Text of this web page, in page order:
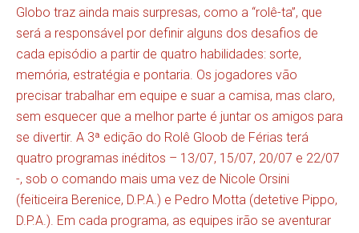
Globo traz ainda mais surpresas, como a “rolê-ta”, que
será a responsável por definir alguns dos desafios de
cada episódio a partir de quatro habilidades: sorte,
memória, estratégia e pontaria. Os jogadores vão
precisar trabalhar em equipe e suar a camisa, mas claro,
sem esquecer que a melhor parte é juntar os amigos para
se divertir. A 3ª edição do Rolê Gloob de Férias terá
quatro programas inéditos – 13/07, 15/07, 20/07 e 22/07
-, sob o comando mais uma vez de Nicole Orsini
(feiticeira Berenice, D.P.A.) e Pedro Motta (detetive Pippo,
D.P.A.). Em cada programa, as equipes irão se aventurar